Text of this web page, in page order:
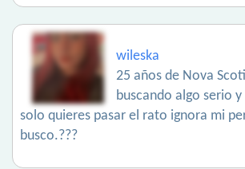
wileska
25 años de Nova
buscando algo serio
solo quieres pasar el rato ignora mi
busco.???